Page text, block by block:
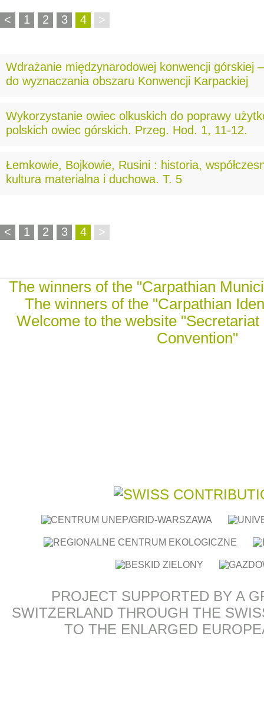
< 1 2 3 4 >
Wdrażanie międzynarodowej konwencji górskiej
do wyznaczania obszaru Konwencji Karpackiej
Wykorzystanie owiec olkuskich do poprawy
polskich owiec górskich. Przeg. Hod. 1, 11-12.
Łemkowie, Bojkowie, Rusini : historia,
kultura materialna i duchowa. T. 5
< 1 2 3 4 >
The winners of the "Carpathian
The winners of the "Carpathian
Welcome to the website
Convention"
PROJECT SUPPORTED BY A
SWITZERLAND THROUGH THE
TO THE ENLARGED